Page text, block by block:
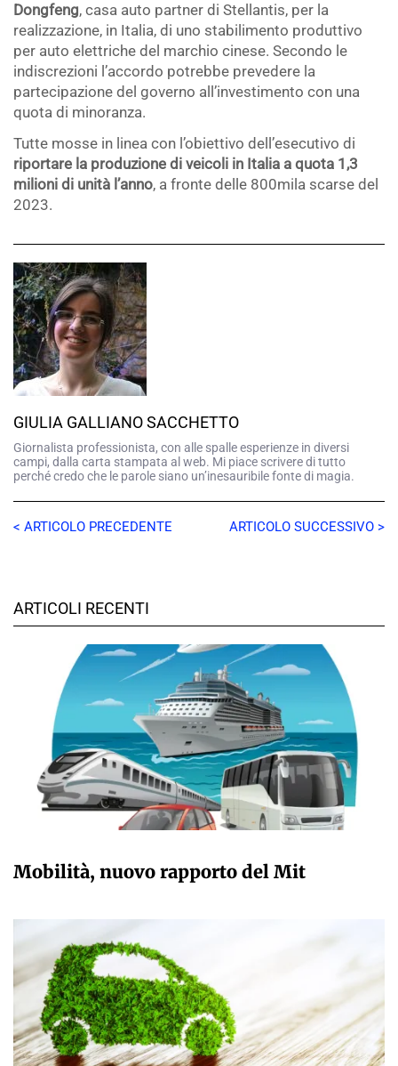
Dongfeng, casa auto partner di Stellantis, per la
realizzazione, in Italia, di uno stabilimento produttivo
per auto elettriche del marchio cinese. Secondo le
indiscrezioni l’accordo potrebbe prevedere la
partecipazione del governo all’investimento con una
quota di minoranza.
Tutte mosse in linea con l’obiettivo dell’esecutivo di
riportare la produzione di veicoli in Italia a quota 1,3
milioni di unità l’anno, a fronte delle 800mila scarse del
2023.
GIULIA GALLIANO SACCHETTO
Giornalista professionista, con alle spalle esperienze in diversi
campi, dalla carta stampata al web. Mi piace scrivere di tutto
perché credo che le parole siano un’inesauribile fonte di magia.
< ARTICOLO PRECEDENTE ARTICOLO SUCCESSIVO >
ARTICOLI RECENTI
Mobilità, nuovo rapporto del Mit